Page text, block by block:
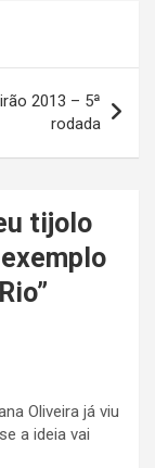
2013 – 5ª
rodada
tijolo
”
Oliveira já viu
a ideia vai